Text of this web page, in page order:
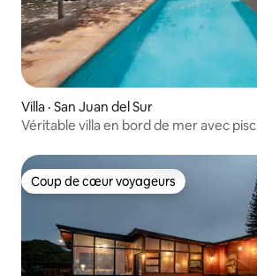
Villa · San Juan del Sur
Véritable villa en bord de mer avec
Coup de cœur voyageurs
Coup de cœur voyageurs